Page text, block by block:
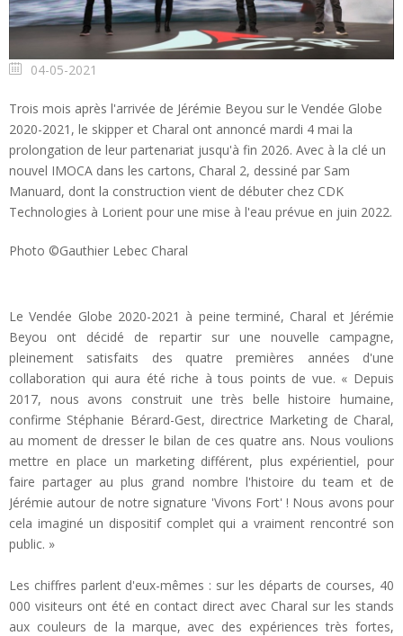
04-05-2021
Trois mois après l'arrivée de Jérémie Beyou sur le Vendée Globe
2020-2021, le skipper et Charal ont annoncé mardi 4 mai la
prolongation de leur partenariat jusqu'à fin 2026. Avec à la clé un
nouvel IMOCA dans les cartons, Charal 2, dessiné par Sam
Manuard, dont la construction vient de débuter chez CDK
Technologies à Lorient pour une mise à l'eau prévue en juin 2022.
Photo ©Gauthier Lebec Charal
Le Vendée Globe 2020-2021 à peine terminé, Charal et Jérémie
Beyou ont décidé de repartir sur une nouvelle campagne,
pleinement satisfaits des quatre premières années d'une
collaboration qui aura été riche à tous points de vue. « Depuis
2017, nous avons construit une très belle histoire humaine,
confirme Stéphanie Bérard-Gest, directrice Marketing de Charal,
au moment de dresser le bilan de ces quatre ans. Nous voulions
mettre en place un marketing différent, plus expérientiel, pour
faire partager au plus grand nombre l'histoire du team et de
Jérémie autour de notre signature 'Vivons Fort' ! Nous avons pour
cela imaginé un dispositif complet qui a vraiment rencontré son
public. »
Les chiffres parlent d'eux-mêmes : sur les départs de courses, 40
000 visiteurs ont été en contact direct avec Charal sur les stands
aux couleurs de la marque, avec des expériences très fortes,